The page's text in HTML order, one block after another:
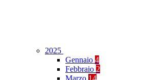
2025
Gennaio 4
Febbraio 2